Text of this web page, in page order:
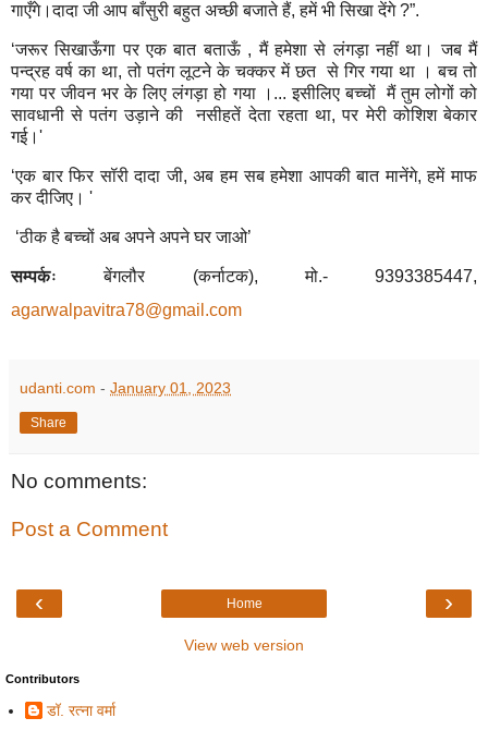
गाएँगे।दादा जी आप बाँसुरी बहुत अच्छी बजाते हैं,हमें भी सिखा देंगे?”.
‘जरूर सिखाऊँगा पर एक बात बताऊँ ,मैं हमेशा से लंगड़ा नहीं था। जब मैं
पन्द्रह वर्ष का था, तो पतंग लूटने के चक्कर में छत से गिर गया था । बच तो
गया पर जीवन भर के लिए लंगड़ा हो गया ।... इसीलिए बच्चों मैं तुम लोगों को
सावधानी से पतंग उड़ाने की
नसीहतें देता रहता था, पर मेरी कोशिश बेकार
गई। '
‘एक बार फिर सॉरी दादा जी,अब हम सब हमेशा आपकी बात मानेंगे,हमें माफ
कर दीजिए। '
‘ठीक है बच्चों अब अपने अपने घर जाओ’
सम्पर्कः बेंगलौर (कर्नाटक),मो.- 9393385447,
agarwalpavitra78@gmail.com
udanti.com - January 01, 2023
Share
No comments:
Post a Comment
‹ ›
Home
View web version
Contributors
डॉ. रत्ना वर्मा